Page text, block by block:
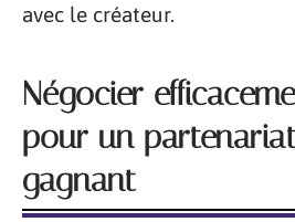
avec le créateur.
Négocier
pour un
gagnant